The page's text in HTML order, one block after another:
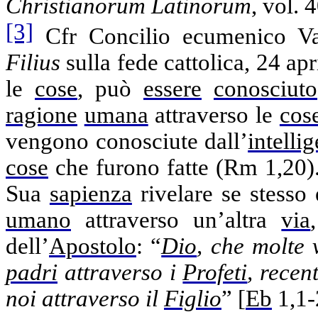
Christianorum Latinorum, vol.
[3] Cfr Concilio ecumenico
Filius sulla fede cattolica, 24
le cose, può essere conosciuto
ragione umana attraverso le
vengono conosciute dall’
cose che furono fatte (Rm 1,20
Sua sapienza rivelare se
umano attraverso un’altravia
dell’Apostolo: “Dio, che molte
padri attraverso i Profeti,
noi attraverso il Figlio” [Eb